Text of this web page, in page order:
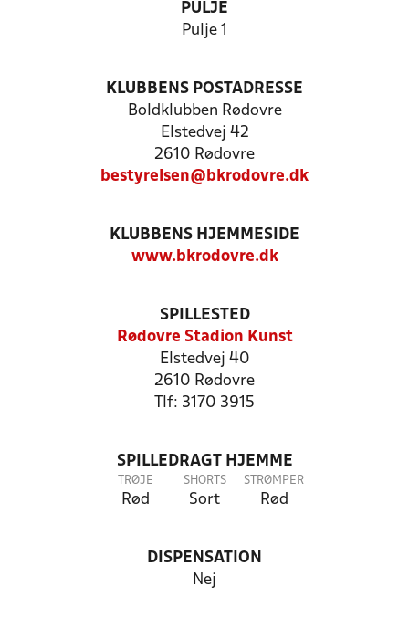
PULJE
Pulje 1
KLUBBENS POSTADRESSE
Boldklubben Rødovre
Elstedvej 42
2610 Rødovre
bestyrelsen@bkrodovre.dk
KLUBBENS HJEMMESIDE
www.bkrodovre.dk
SPILLESTED
Rødovre Stadion Kunst
Elstedvej 40
2610 Rødovre
Tlf: 3170 3915
SPILLEDRAGT HJEMME
TRØJE
Rød
SHORTS
Sort
STRØMPER
Rød
DISPENSATION
Nej